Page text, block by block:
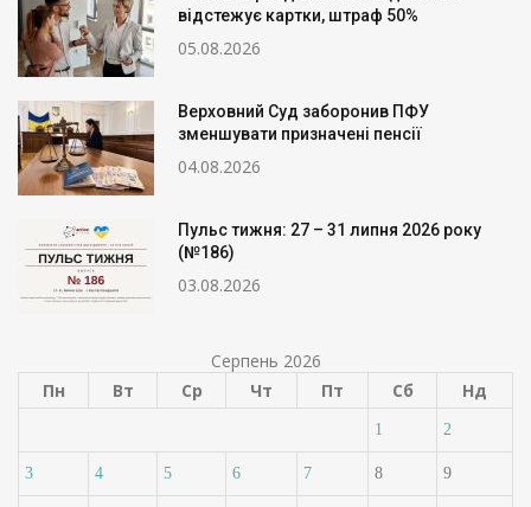
відстежує картки, штраф 50%
05.08.2026
Верховний Суд заборонив ПФУ
зменшувати призначені пенсії
04.08.2026
Пульс тижня: 27 – 31 липня 2026 року
(№186)
03.08.2026
Серпень 2026
Пн
Вт Ср Чт Пт Сб Нд
1 2
3 4 5 6 7 8 9